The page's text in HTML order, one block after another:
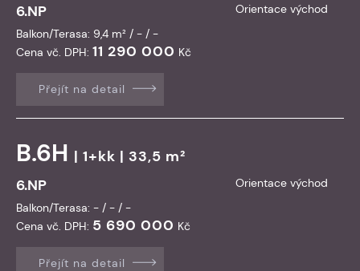
6.NP
Orientace východ
Balkon/Terasa: 9,4 m² / - / -
Cena vč. DPH: 11 290 000 Kč
Přejít na detail
B.6H | 1+kk | 33,5 m²
6.NP
Orientace východ
Balkon/Terasa: - / - / -
Cena vč. DPH: 5 690 000 Kč
Přejít na detail